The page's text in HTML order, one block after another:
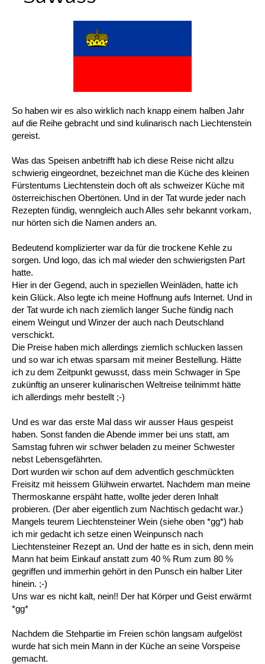
So haben wir es also wirklich nach knapp einem halben Jahr
auf die Reihe gebracht und sind kulinarisch nach Liechtenstein
gereist.
Was das Speisen anbetrifft hab ich diese Reise nicht allzu
schwierig eingeordnet, bezeichnet man die Küche des kleinen
Fürstentums Liechtenstein doch oft als schweizer Küche mit
österreichischen Obertönen. Und in der Tat wurde jeder nach
Rezepten fündig, wenngleich auch Alles sehr bekannt vorkam,
nur hörten sich die Namen anders an.
Bedeutend komplizierter war da für die trockene Kehle zu
sorgen. Und logo, das ich mal wieder den schwierigsten Part
hatte.
Hier in der Gegend, auch in speziellen Weinläden, hatte ich
kein Glück. Also legte ich meine Hoffnung aufs Internet. Und in
der Tat wurde ich nach ziemlich langer Suche fündig nach
einem Weingut und Winzer der auch nach Deutschland
verschickt.
Die Preise haben mich allerdings ziemlich schlucken lassen
und so war ich etwas sparsam mit meiner Bestellung. Hätte
ich zu dem Zeitpunkt gewusst, dass mein Schwager in Spe
zukünftig an unserer kulinarischen Weltreise teilnimmt hätte
ich allerdings mehr bestellt ;-)
Und es war das erste Mal dass wir ausser Haus gespeist
haben. Sonst fanden die Abende immer bei uns statt, am
Samstag fuhren wir schwer beladen zu meiner Schwester
nebst Lebensgefährten.
Dort wurden wir schon auf dem adventlich geschmückten
Freisitz mit heissem Glühwein erwartet. Nachdem man meine
Thermoskanne erspäht hatte, wollte jeder deren Inhalt
probieren. (Der aber eigentlich zum Nachtisch gedacht war.)
Mangels teurem Liechtensteiner Wein (siehe oben *gg*) hab
ich mir gedacht ich setze einen Weinpunsch nach
Liechtensteiner Rezept an. Und der hatte es in sich, denn mein
Mann hat beim Einkauf anstatt zum 40 % Rum zum 80 %
gegriffen und immerhin gehört in den Punsch ein halber Liter
hinein. ;-)
Uns war es nicht kalt, nein!! Der hat Körper und Geist erwärmt
*gg*
Nachdem die Stehpartie im Freien schön langsam aufgelöst
wurde hat sich mein Mann in der Küche an seine Vorspeise
gemacht.